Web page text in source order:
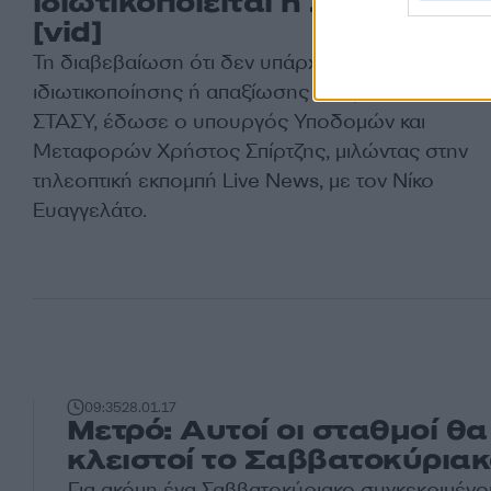
[vid]
Τη διαβεβαίωση ότι δεν υπάρχει κανένα θέμα
ιδιωτικοποίησης ή απαξίωσης του ρόλου της
ΣΤΑΣΥ, έδωσε ο υπουργός Υποδομών και
Μεταφορών Χρήστος Σπίρτζης, μιλώντας στην
τηλεοπτική εκπομπή Live News, με τον Νίκο
Ευαγγελάτο.
09:3528.01.17
Μετρό: Αυτοί οι σταθμοί θα
κλειστοί το